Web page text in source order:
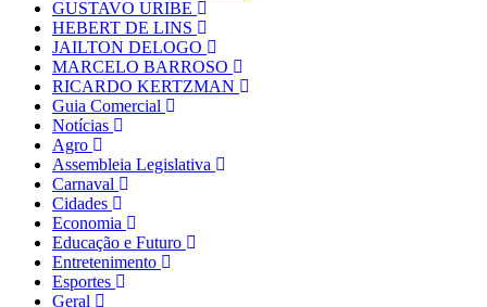
GUSTAVO URIBE
HEBERT DE LINS
JAILTON DELOGO
MARCELO BARROSO
RICARDO KERTZMAN
Guia Comercial
Notícias
Agro
Assembleia Legislativa
Carnaval
Cidades
Economia
Educação e Futuro
Entretenimento
Esportes
Geral